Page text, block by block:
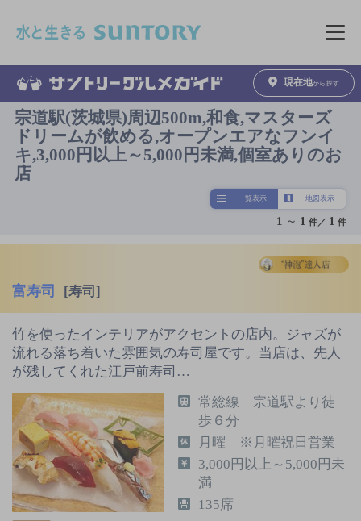
メニュ
現在地から探す
宗道駅(茨城県)周辺500m,和食,マスターズ
ドリームが飲める,オープンエアなフンイ
キ,3,000円以上～5,000円未満,個室ありのお
店
一覧表示 地図表示
1 ～ 1 件／ 1 件
富寿司 [寿司]
竹を使ったインテリアがアクセントの店内。ジャズが
流れる落ち着いた雰囲気の寿司屋です。当店は、先人
が残してくれた江戸前寿司…
常総線 宗道駅より徒
歩６分
月曜 ※月曜祝日営業
3,000円以上～5,000円未
満
135席